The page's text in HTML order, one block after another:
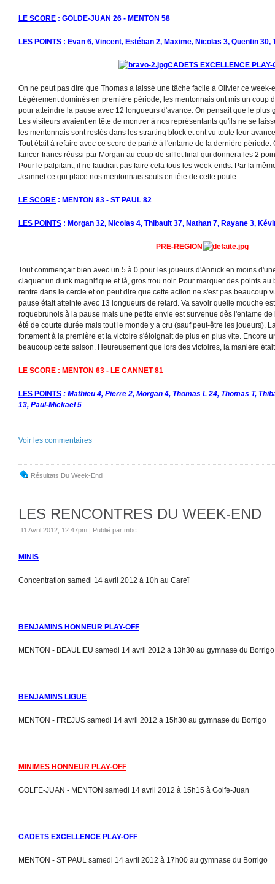
LE SCORE : GOLDE-JUAN 26 - MENTON 58
LES POINTS : Evan 6, Vincent, Estéban 2, Maxime, Nicolas 3, Quentin 30,
CADETS EXCELLENCE PLAY-
On ne peut pas dire que Thomas a laissé une tâche facile à Olivier ce week-
Légèrement dominés en première période, les mentonnais ont mis un coup
pour atteindre la pause avec 12 longueurs d'avance. On pensait que le plus
Les visiteurs avaient en tête de montrer à nos représentants qu'ils ne se
les mentonnais sont restés dans les strarting block et ont vu toute leur
Tout était à refaire avec ce score de parité à l'entame de la dernière
lancer-francs réussi par Morgan au coup de sifflet final qui donnera les 2
Pour le palpitant, il ne faudrait pas faire cela tous les week-ends. Par la
Jeannet ce qui place nos mentonnais seuls en tête de cette poule.
LE SCORE : MENTON 83 - ST PAUL 82
LES POINTS : Morgan 32, Nicolas 4, Thibault 37, Nathan 7, Rayane 3,
PRE-REGION
Tout commençait bien avec un 5 à 0 pour les joueurs d'Annick en moins
claquer un dunk magnifique et là, gros trou noir. Pour marquer des points
rentre dans le cercle et on peut dire que cette action ne s'est pas beaucoup
pause était atteinte avec 13 longueurs de retard. Va savoir quelle mouche
roquebrunois à la pause mais une petite envie est survenue dès l'entame
été de courte durée mais tout le monde y a cru (sauf peut-être les joueurs).
fortement à la première et la victoire s'éloignait de plus en plus vite. Encore
beaucoup cette saison. Heureusement que lors des victoires, la manière
LE SCORE : MENTON 63 - LE CANNET 81
LES POINTS : Mathieu 4, Pierre 2, Morgan 4, Thomas L 24, Thomas T,
13, Paul-Mickaël 5
Voir les commentaires
Résultats Du Week-End
LES RENCONTRES DU WEEK-END
11 Avril 2012, 12:47pm | Publié par mbc
MINIS
Concentration samedi 14 avril 2012 à 10h au Careï
BENJAMINS HONNEUR PLAY-OFF
MENTON - BEAULIEU samedi 14 avril 2012 à 13h30 au gymnase du Borrigo
BENJAMINS LIGUE
MENTON - FREJUS samedi 14 avril 2012 à 15h30 au gymnase du Borrigo
MINIMES HONNEUR PLAY-OFF
GOLFE-JUAN - MENTON samedi 14 avril 2012 à 15h15 à Golfe-Juan
CADETS EXCELLENCE PLAY-OFF
MENTON - ST PAUL samedi 14 avril 2012 à 17h00 au gymnase du Borrigo